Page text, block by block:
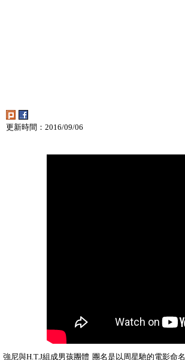
更新時間：2016/09/06
強尼與H.T.J組成男孩團體 團名是以周星馳的電影命名